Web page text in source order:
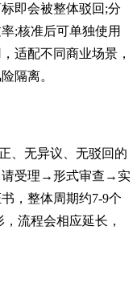
即会被整体驳回;分
;核准后可单独使用
适配不同商业场景，
隔离。
、无异议、无驳回的
请受理→形式审查→实
，整体周期约7-9个
流程会相应延长，